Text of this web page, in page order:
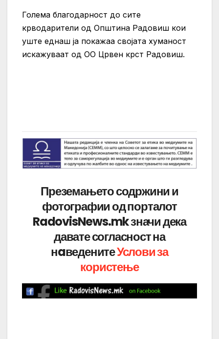
Голема благодарност до сите
крводарители од Општина Радовиш кои
уште еднаш ја покажаа својата хуманост
искажуваат од ОО Црвен крст Радовиш.
Преземањето содржини и
фотографии од порталот
RadovisNews.mk значи дека
давате согласност на
нaведенитеУслови за
користење